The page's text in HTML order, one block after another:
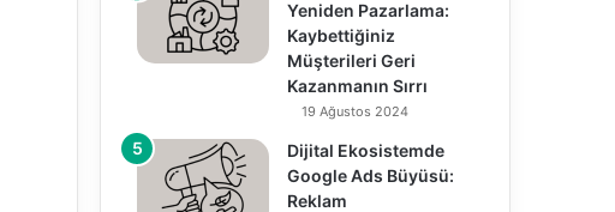
Yeniden Pazarlama:
Kaybettiğiniz
Müşterileri Geri
Kazanmanın Sırrı
19 Ağustos 2024
Dijital Ekosistemde
Google Ads Büyüsü:
Reklam